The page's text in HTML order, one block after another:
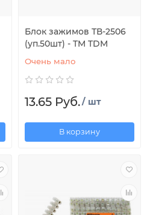
Блок зажимов ТВ-2506
(уп.50шт) - TM TDM
Очень мало
13.65 Руб./ шт
В корзину